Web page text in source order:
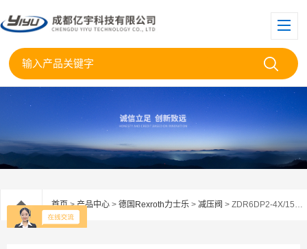
首页>产品中心 > 德国Rexroth力士乐 > 减压阀 > ZDR6DP2-4X/150YM德国Rexroth力士乐减压阀ZDR6DP2-42/150YM